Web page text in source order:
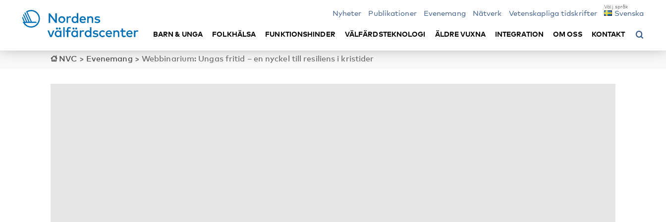
Nyheter Publikationer Evenemang Nätverk Vetenskapliga tidskrifter Svenska
BARN & UNGA FOLKHÄLSA FUNKTIONSHINDER VÄLFÄRDSTEKNOLOGI ÄLDRE VUXNA INTEGRATION OM OSS KONTAKT
NVC > Evenemang > Webbinarium: Ungas fritid – en nyckel till resiliens i kristider